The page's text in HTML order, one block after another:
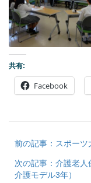
共有:
Facebook
前の記事：スポーツ
次の記事：介護老
介護モデル3年）